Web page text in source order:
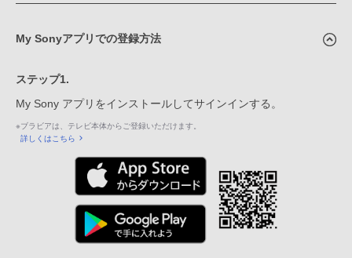
My Sonyアプリでの登録方法
ステップ1.
My Sony アプリをインストールしてサインインする。
※ブラビアは、テレビ本体からご登録いただけます。
詳しくはこちら